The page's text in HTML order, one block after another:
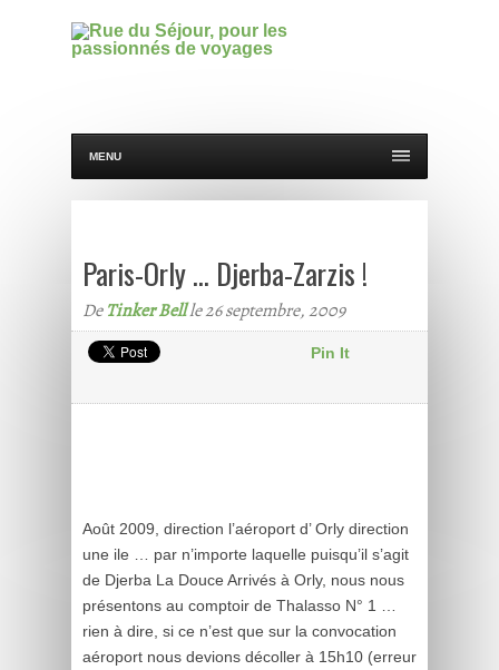
MENU
Paris-Orly … Djerba-Zarzis !
DeTinker Bellle 26 septembre, 2009
Pin It
Août 2009, direction l’aéroport d’ Orly direction
une ile … par n’importe laquelle puisqu’il s’agit
de Djerba La Douce Arrivés à Orly, nous nous
présentons au comptoir de Thalasso N° 1 …
rien à dire, si ce n’est que sur la convocation
aéroport nous devions décoller à 15h10 (erreur